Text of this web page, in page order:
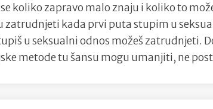
koliko zapravo malo znaju i koliko to
zatrudnjeti kada prvi puta stupim u
u seksualni odnos možeš zatrudnjeti.
metode tu šansu mogu umanjiti, ne